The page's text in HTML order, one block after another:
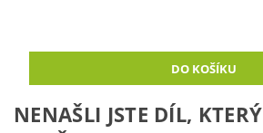
NENAŠLI JSTE DÍL, KTERÝ